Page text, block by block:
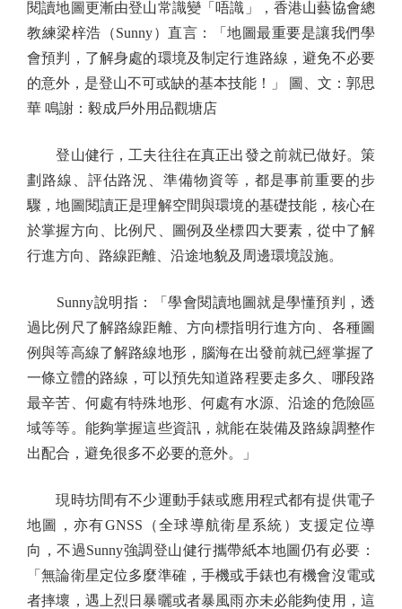
閱讀地圖更漸由登山常識變「唔識」，香港山藝協會總
教練梁梓浩（Sunny）直言：「地圖最重要是讓我們學
會預判，了解身處的環境及制定行進路線，避免不必要
的意外，是登山不可或缺的基本技能！」 圖、文：郭思
華 鳴謝：毅成戶外用品觀塘店
登山健行，工夫往往在真正出發之前就已做好。策
劃路線、評估路況、準備物資等，都是事前重要的步
驟，地圖閱讀正是理解空間與環境的基礎技能，核心在
於掌握方向、比例尺、圖例及坐標四大要素，從中了解
行進方向、路線距離、沿途地貌及周邊環境設施。
Sunny說明指：「學會閱讀地圖就是學懂預判，透
過比例尺了解路線距離、方向標指明行進方向、各種圖
例與等高線了解路線地形，腦海在出發前就已經掌握了
一條立體的路線，可以預先知道路程要走多久、哪段路
最辛苦、何處有特殊地形、何處有水源、沿途的危險區
域等等。能夠掌握這些資訊，就能在裝備及路線調整作
出配合，避免很多不必要的意外。」
現時坊間有不少運動手錶或應用程式都有提供電子
地圖，亦有GNSS（全球導航衛星系統）支援定位導
向，不過Sunny強調登山健行攜帶紙本地圖仍有必要：
「無論衛星定位多麼準確，手機或手錶也有機會沒電或
者摔壞，遇上烈日暴曬或者暴風雨亦未必能夠使用，這